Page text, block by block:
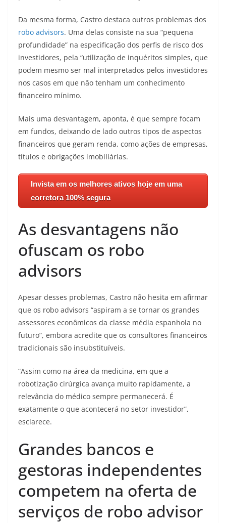
Da mesma forma, Castro destaca outros problemas dos
robo advisors. Uma delas consiste na sua “pequena
profundidade” na especificação dos perfis de risco dos
investidores, pela “utilização de inquéritos simples, que
podem mesmo ser mal interpretados pelos investidores
nos casos em que não tenham um conhecimento
financeiro mínimo.
Mais uma desvantagem, aponta, é que sempre focam
em fundos, deixando de lado outros tipos de aspectos
financeiros que geram renda, como ações de empresas,
títulos e obrigações imobiliárias.
Invista em os melhores ativos hoje em uma
corretora 100% segura
As desvantagens não
ofuscam os robo
advisors
Apesar desses problemas, Castro não hesita em afirmar
que os robo advisors “aspiram a se tornar os grandes
assessores econômicos da classe média espanhola no
futuro”, embora acredite que os consultores financeiros
tradicionais são insubstituíveis.
“Assim como na área da medicina, em que a
robotização cirúrgica avança muito rapidamente, a
relevância do médico sempre permanecerá. É
exatamente o que acontecerá no setor investidor”,
esclarece.
Grandes bancos e
gestoras independentes
competem na oferta de
serviços de robo advisor